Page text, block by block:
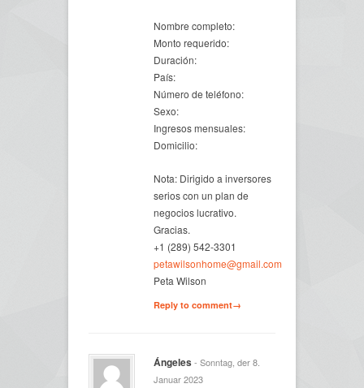
Nombre completo:
Monto requerido:
Duración:
País:
Número de teléfono:
Sexo:
Ingresos mensuales:
Domicilio:
Nota: Dirigido a inversores
serios con un plan de
negocios lucrativo.
Gracias.
+1 (289) 542-3301
petawilsonhome@gmail.com
Peta Wilson
Reply to comment→
Ángeles - Sonntag, der 8.
Januar 2023